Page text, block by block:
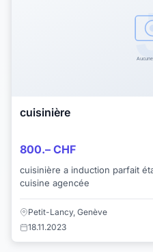
cuisinière
800.– CHF
cuisinière a induction parfait
cuisine agencée
Petit-Lancy, Genève
18.11.2023